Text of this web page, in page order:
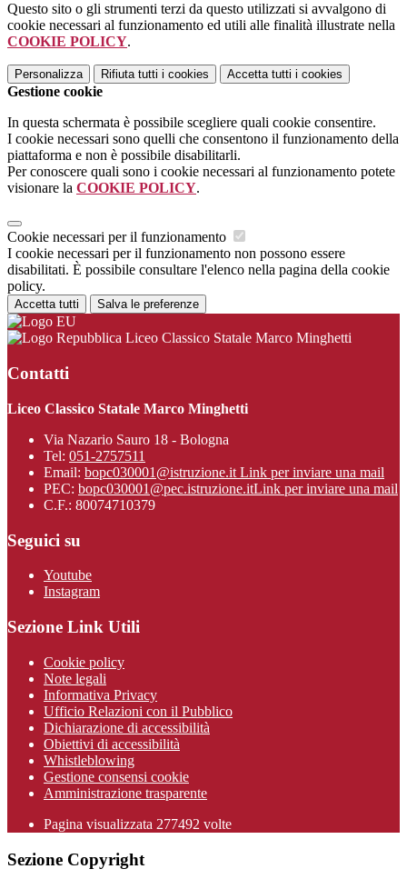
Questo sito o gli strumenti terzi da questo utilizzati si avvalgono di
cookie necessari al funzionamento ed utili alle finalità illustrate nella
COOKIE POLICY.
Personalizza Rifiuta tutti i cookies Accetta tutti i cookies
Gestione cookie
In questa schermata è possibile scegliere quali cookie consentire.
I cookie necessari sono quelli che consentono il funzionamento della
piattaforma e non è possibile disabilitarli.
Per conoscere quali sono i cookie necessari al funzionamento potete
visionare la COOKIE POLICY.
Cookie necessari per il funzionamento
I cookie necessari per il funzionamento non possono essere
disabilitati. È possibile consultare l'elenco nella pagina della cookie
policy.
Accetta tutti Salva le preferenze
Liceo Classico Statale Marco Minghetti
Contatti
Liceo Classico Statale Marco Minghetti
Via Nazario Sauro 18 - Bologna
Tel: 051-2757511
Email: bopc030001@istruzione.it Link per inviare una mail
PEC: bopc030001@pec.istruzione.itLink per inviare una mail
C.F.: 80074710379
Seguici su
Youtube
Instagram
Sezione Link Utili
Cookie policy
Note legali
Informativa Privacy
Ufficio Relazioni con il Pubblico
Dichiarazione di accessibilità
Obiettivi di accessibilità
Whistleblowing
Gestione consensi cookie
Amministrazione trasparente
Pagina visualizzata 277492 volte
Sezione Copyright